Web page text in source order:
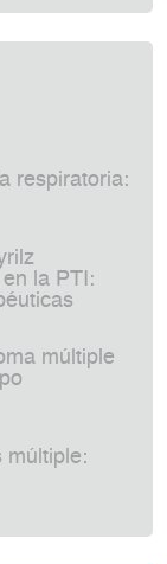
respiratoria:
la PTI:
múltiple
múltiple: